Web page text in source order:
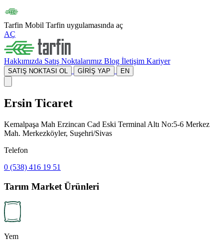
Tarfin Mobil Tarfin uygulamasında aç
AÇ
Hakkımızda Satış Noktalarımız Blog İletişim Kariyer
SATIŞ NOKTASI OL GİRİŞ YAP EN
Ersin Ticaret
Kemalpaşa Mah Erzincan Cad Eski Terminal Altı No:5-6 Merkez
Mah. Merkezköyler, Suşehri/Sivas
Telefon
0 (538) 416 19 51
Tarım Market Ürünleri
Yem